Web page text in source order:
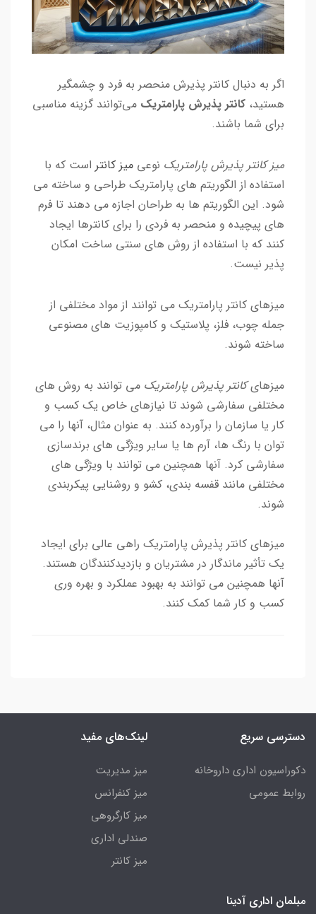
اگر به دنبال کانتر پذیرش منحصر به فرد و چشمگیر
هستید، کانتر پذیرش پارامتریک می‌توانند گزینه مناسبی
برای شما باشند.
میز کانتر پذیرش پارامتریک نوعی میز کانتر است که با
استفاده از الگوریتم های پارامتریک طراحی و ساخته می
شود. این الگوریتم ها به طراحان اجازه می دهند تا فرم
های پیچیده و منحصر به فردی را برای کانترها ایجاد
کنند که با استفاده از روش های سنتی ساخت امکان
پذیر نیست.
میزهای کانتر پارامتریک می توانند از مواد مختلفی از
جمله چوب، فلز، پلاستیک و کامپوزیت های مصنوعی
ساخته شوند.
میزهایکانتر پذیرش پارامتریک می توانند به روش های
مختلفی سفارشی شوند تا نیازهای خاص یک کسب و
کار یا سازمان را برآورده کنند. به عنوان مثال، آنها را می
توان با رنگ ها، آرم ها یا سایر ویژگی های برندسازی
سفارشی کرد. آنها همچنین می توانند با ویژگی های
مختلفی مانند قفسه بندی، کشو و روشنایی پیکربندی
شوند.
میزهای کانتر پذیرش پارامتریک راهی عالی برای ایجاد
یک تأثیر ماندگار در مشتریان و بازدیدکنندگان هستند.
آنها همچنین می توانند به بهبود عملکرد و بهره وری
کسب و کار شما کمک کنند.
دسترسی سریع
دکوراسیون اداری داروخانه
روابط عمومی
لینک‌های مفید
میز مدیریت
میز کنفرانس
میز کارگروهی
صندلی اداری
میز کانتر
مبلمان اداری آدینا